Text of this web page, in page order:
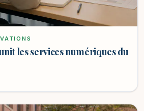
les services numériques du